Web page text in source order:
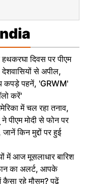
हथकरघा दिवस पर पीएम
देशवासियों से अपील,
कपड़े पहनें, 'GRWM'
करें'
में चल रहा तनाव,
ने पीएम मोदी से फोन पर
किन मुद्दों पर हुई
में आज मूसलाधार बारिश
का अलर्ट, आपके
कैसा रहे मौसम? पढ़ें